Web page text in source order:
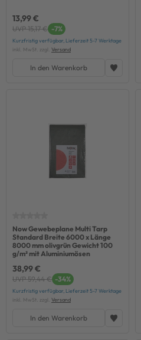
13,99 €
UVP 15,17 € -7%
Kurzfristig verfügbar, Lieferzeit 5-7 Werktage
inkl. MwSt. zzgl. Versand
In den Warenkorb
Now Gewebeplane Multi Tarp
Standard Breite 6000 x Länge
8000 mm olivgrün Gewicht 100
g/m² mit Aluminiumösen
38,99 €
UVP 59,44 € -34%
Kurzfristig verfügbar, Lieferzeit 5-7 Werktage
inkl. MwSt. zzgl. Versand
In den Warenkorb